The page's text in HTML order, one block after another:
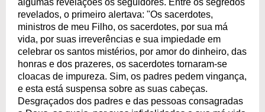
algumas revelações os seguidores. Entre os segredos
revelados, o primeiro alertava: "Os sacerdotes,
ministros de meu Filho, os sacerdotes, por sua má
vida, por suas irreverências e sua impiedade em
celebrar os santos mistérios, por amor do dinheiro, das
honras e dos prazeres, os sacerdotes tornaram-se
cloacas de impureza. Sim, os padres pedem vingança,
e esta está suspensa sobre as suas cabeças.
Desgraçados dos padres e das pessoas consagradas